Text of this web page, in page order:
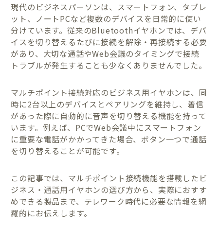
現代のビジネスパーソンは、スマートフォン、タブレ
ット、ノートPCなど複数のデバイスを日常的に使い
分けています。従来のBluetoothイヤホンでは、デバ
イスを切り替えるたびに接続を解除・再接続する必要
があり、大切な通話やWeb会議のタイミングで接続
トラブルが発生することも少なくありませんでした。
マルチポイント接続対応のビジネス用イヤホンは、同
時に2台以上のデバイスとペアリングを維持し、着信
があった際に自動的に音声を切り替える機能を持って
います。例えば、PCでWeb会議中にスマートフォン
に重要な電話がかかってきた場合、ボタン一つで通話
を切り替えることが可能です。
この記事では、マルチポイント接続機能を搭載したビ
ジネス・通話用イヤホンの選び方から、実際におすす
めできる製品まで、テレワーク時代に必要な情報を網
羅的にお伝えします。